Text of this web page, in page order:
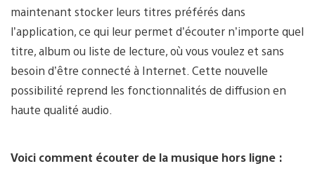
maintenant stocker leurs titres préférés dans
l’application, ce qui leur permet d’écouter n’importe quel
titre, album ou liste de lecture, où vous voulez et sans
besoin d’être connecté à Internet. Cette nouvelle
possibilité reprend les fonctionnalités de diffusion en
haute qualité audio.
Voici comment écouter de la musique hors ligne :